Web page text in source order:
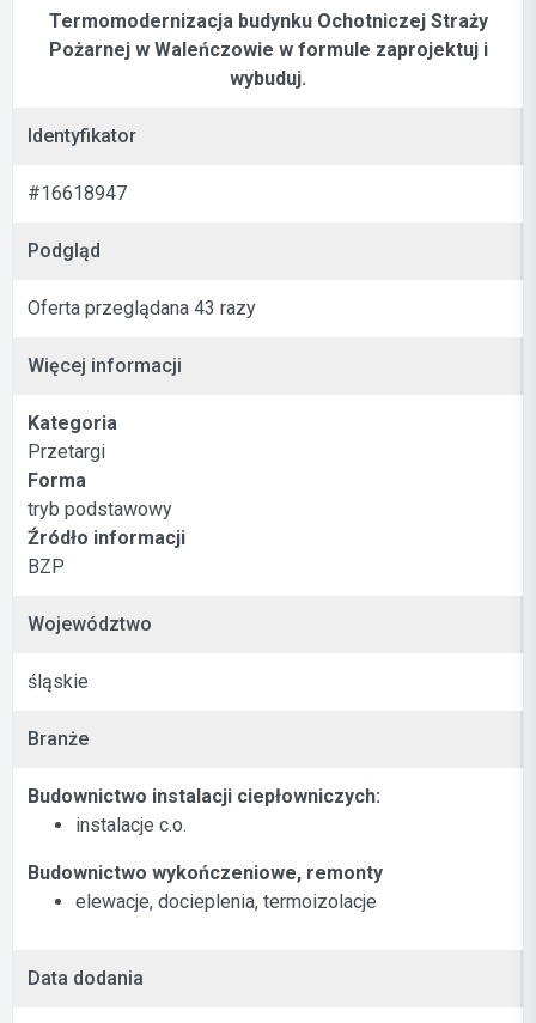
Termomodernizacja budynku Ochotniczej Straży
Pożarnej w Waleńczowie w formule zaprojektuj i
wybuduj.
Identyfikator
#16618947
Podgląd
Oferta przeglądana 43 razy
Więcej informacji
Kategoria
Przetargi
Forma
tryb podstawowy
Źródło informacji
BZP
Województwo
śląskie
Branże
Budownictwo instalacji ciepłowniczych:
instalacje c.o.
Budownictwo wykończeniowe, remonty
elewacje, docieplenia, termoizolacje
Data dodania